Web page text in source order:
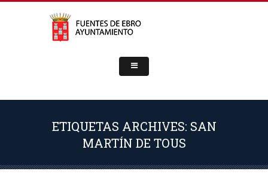
ETIQUETAS ARCHIVES: SAN
MARTÍN DE TOUS